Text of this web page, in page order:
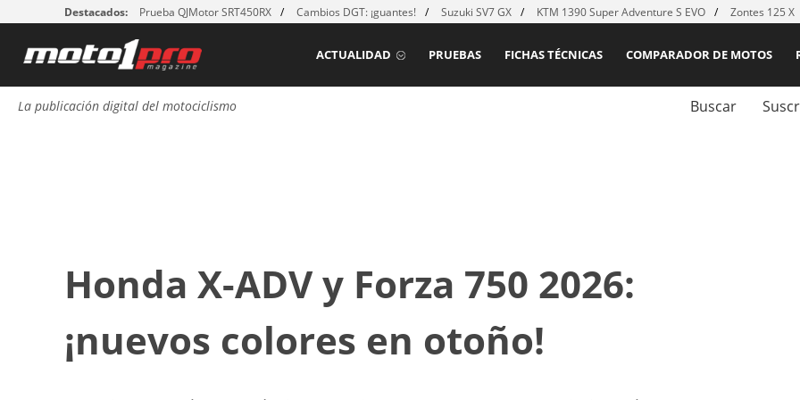
Destacados: Prueba QJMotor SRT450RX Cambios DGT: ¡guantes! Suzuki SV7 GX KTM 1390 Super Adventure S EVO Zontes 125 X
COMPARADOR DE MOTOS
FICHAS TÉCNICAS
PRUEBAS
ACTUALIDAD
La publicación digital del motociclismo Buscar
Honda X-ADV y Forza 750 2026:
¡nuevos colores en otoño!